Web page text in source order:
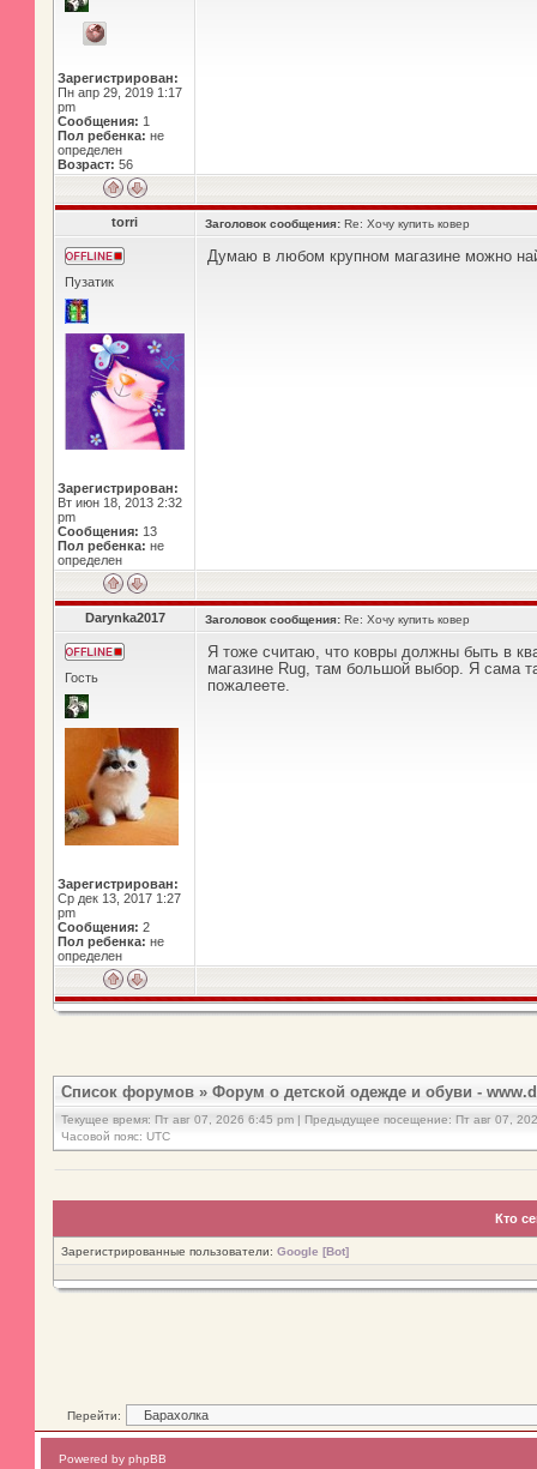
Зарегистрирован:
Пн апр 29, 2019 1:17
pm
Сообщения: 1
Пол ребенка: не
определен
Возраст: 56
torri Заголовок сообщения: Re: Хочу купить ковер
Пузатик
Зарегистрирован:
Вт июн 18, 2013 2:32
pm
Сообщения: 13
Пол ребенка: не
определен
Думаю в любом крупном магазине можно
Darynka2017 Заголовок сообщения: Re: Хочу купить ковер
Гость
Зарегистрирован:
Ср дек 13, 2017 1:27
pm
Сообщения: 2
Пол ребенка: не
определен
Я тоже считаю, что ковры должны быть в
магазине Rug, там большой выбор. Я сама
пожалеете.
Список форумов » Форум о детской одежде и обуви -
Текущее время: Пт авг 07, 2026 6:45 pm | Предыдущее посещение: Пт авг 07,
Часовой пояс: UTC
Кто
Зарегистрированные пользователи: Google [Bot]
Перейти:
Powered by phpBB